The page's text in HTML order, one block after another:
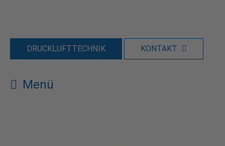
DRUCKLUFTTECHNIK KONTAKT
Menü